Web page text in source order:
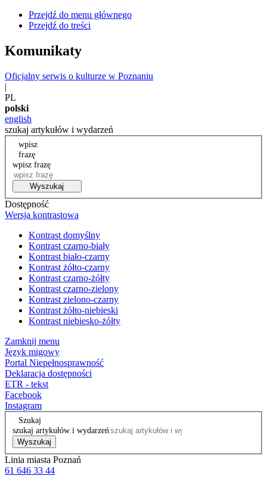
Przejdź do menu głównego
Przejdź do treści
Komunikaty
Oficjalny serwis o kulturze w Poznaniu
|
PL
polski
english
szukaj artykułów i wydarzeń
wpisz
frazę
wpisz frazę
Wyszukaj
Dostępność
Wersja kontrastowa
Kontrast domyślny
Kontrast czarno-biały
Kontrast biało-czarny
Kontrast żółto-czarny
Kontrast czarno-żółty
Kontrast czarno-zielony
Kontrast zielono-czarny
Kontrast żółto-niebieski
Kontrast niebiesko-żółty
Zamknij menu
Język migowy
Portal Niepełnosprawność
Deklaracja dostępności
ETR - tekst
Facebook
Instagram
Szukaj
szukaj artykułów i wydarzeń
Wyszukaj
Linia miasta Poznań
61 646 33 44